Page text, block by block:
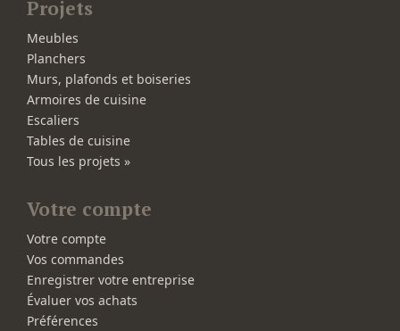
Projets
Meubles
Planchers
Murs, plafonds et boiseries
Armoires de cuisine
Escaliers
Tables de cuisine
Tous les projets »
Votre compte
Votre compte
Vos commandes
Enregistrer votre entreprise
Évaluer vos achats
Préférences